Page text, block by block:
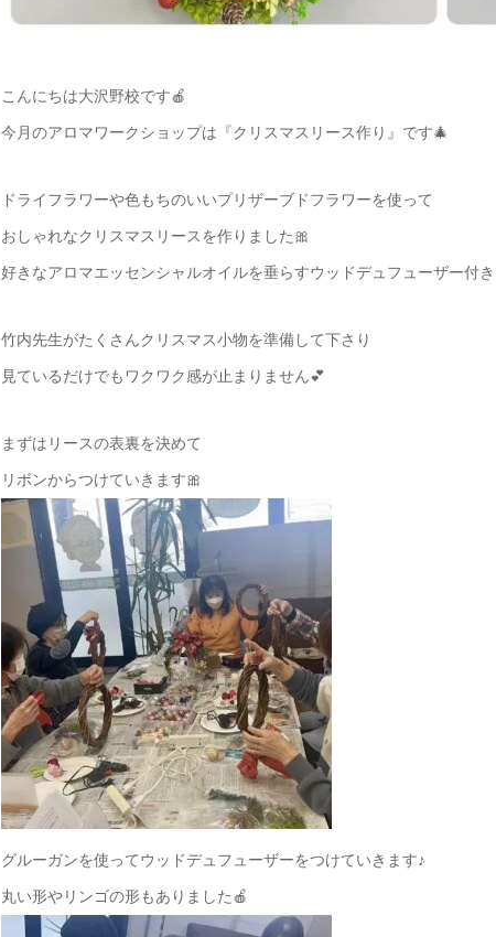
こんにちは大沢野校です🍎
今月のアロマワークショップは『クリスマスリース作り』です🎄
ドライフラワーや色もちのいいプリザーブドフラワーを使って
おしゃれなクリスマスリースを作りました🎀
好きなアロマエッセンシャルオイルを垂らすウッドデュフューザー付
竹内先生がたくさんクリスマス小物を準備して下さり
見ているだけでもワクワク感が止まりません💕
まずはリースの表裏を決めて
リボンからつけていきます🎀
グルーガンを使ってウッドデュフューザーをつけていきます♪
丸い形やリンゴの形もありました🍎